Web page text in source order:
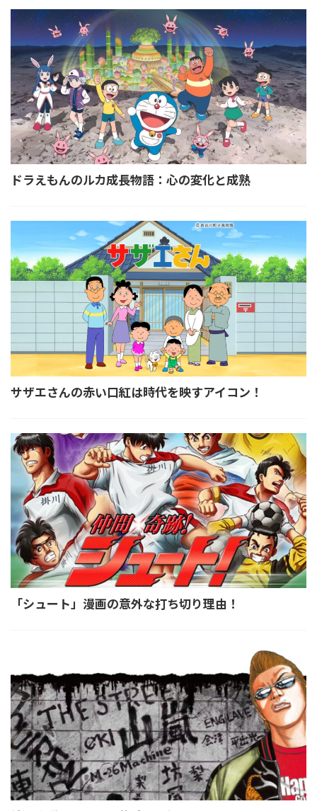
ドラえもんのルカ成長物語：心の変化と成熟
サザエさんの赤い口紅は時代を映すアイコン！
「シュート」漫画の意外な打ち切り理由！